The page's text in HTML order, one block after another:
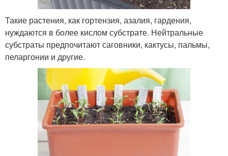
Такие растения, как гортензия, азалия, гардения,
нуждаются в более кислом субстрате. Нейтральные
субстраты предпочитают саговники, кактусы, пальмы,
пеларгонии и другие.